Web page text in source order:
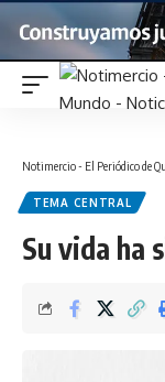
Notimercio - El Periódico de
TEMA CENTRAL
Su vida ha